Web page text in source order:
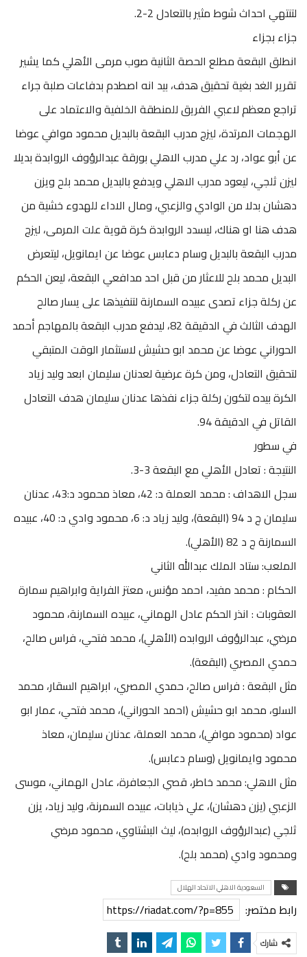
لتنتهي احداث شوط مثير بالتعادل 2-2.
جزاء بجزاء
انطلق البقعة مطلع الحصة الثانية صوب مرمى الأهلي كما يشير
تقرير الغد بغية تحقيق هدف، بيد انه اصطدم بدفاعات صلبة جراء
تراجع معظم لاعبي الفريق للمنطقة الخلفية والاعتماد على
الهجمات المرتدة، ليزج مدرب البقعة بالبديل محمود موافي عوضا
عن أبو عواد، رد علي مدرب الاهلي بورقة عبدالرؤوف الروابدة بديلا
ليزن ثلجي، ليعود مدرب الاهلي ويدفع بالبديل محمد بلح ويزن
دهشان بدلا من الوادي والزعبي، ومال الاداء للهدوء خشية من
هدف هنا او هناك، ليسدد الروابدة كرة قوية علت المرمى، ليزج
مدرب البقعة بالبديل وسام دعابس عوضا عن ايمانويل، ليتعرض
البديل محمد بلح للاعثار من قبل احد مدافعي البقعة، ليعن الحكم
عن ركلة جزاء تصدى عبيده السمارنة لتنفيذها على يسار صالح
الهدف الثالث في الدقيقة 82، ليدفع مدرب البقعة بالمهاجم أحمد
الحوراني عوضا عن محمد ابو حشيش لاستثمار الوقت المتبقي
لتحقيق التعادل، ومن كرة عرضية لعدنان سليمان ابعد وليد زياد
الكرة بيده لتكون ركلة جزاء نفذها عدنان سليمان هدف التعادل
القاتل في الدقيقة 94.
في سطور
النتيجة : تعادل الأهلي مع البقعة 3-3.
سجل الاهداف : محمد العملة د: 42، معاذ محمود د:43، عدنان
سليمان ج د 94 (البقعة)، وليد زياد د: 6، محمود وادي د: 40، عبيده
السمارنة ج د 82 (الأهلي).
الملعب: ستاد الملك عبدالله الثاني
الحكام : محمد مفيد، احمد مؤنس، معتز الفراية وابراهيم سمارة
العقوبات : انذر الحكم عادل الهماني، عبيده السمارنة، محمود
مرضي، عبدالرؤوف الروابده (الأهلي)، محمد فتحي، فراس صالح،
حمدي المصري (البقعة).
مثل البقعة : فراس صالح، حمدي المصري، ابراهيم السقار، محمد
السلو، محمد ابو حشيش (احمد الحوراني)، محمد فتحي، عمار ابو
عواد (محمود موافي)، محمد العملة، عدنان سليمان، معاذ
محمود وايمانويل (وسام دعابس).
مثل الاهلي: محمد خاطر، قصي الجعافرة، عادل الهماني، موسى
الزعبي (يزن دهشان)، علي ذيابات، عبيده السمرنة، وليد زياد، يزن
ثلجي (عبدالرؤوف الروابده)، ليث البشتاوي، محمود مرضي
ومحمود وادي (محمد بلح).
السعودية الاهلي الاتحاد الهلال
رابط مختصر: https://riadat.com/?p=855
شارك